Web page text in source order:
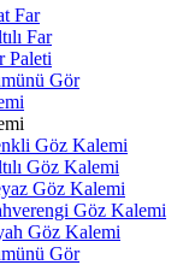
Far
Far
Paleti
Gör
Göz Kalemi
Göz Kalemi
Göz Kalemi
Göz Kalemi
Göz Kalemi
Gör